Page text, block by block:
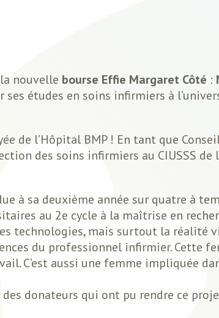
nouvelle bourse Effie Margaret Côté :
études en soins infirmiers à
de l’Hôpital BMP ! En tant que
des soins infirmiers au CIUSSS de
à sa deuxième année sur quatre à
au 2e cycle à la maîtrise en
technologies, mais surtout la réalité
du professionnel infirmier. Cette
C’est aussi une femme impliquée
donateurs qui ont pu rendre ce